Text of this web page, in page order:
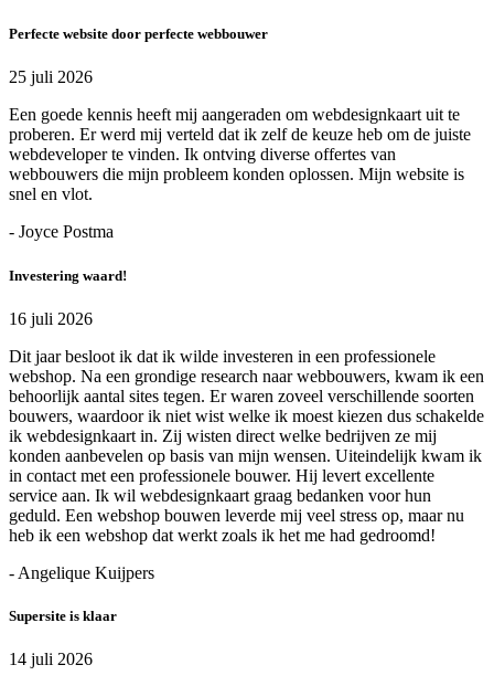
Perfecte website door perfecte webbouwer
25 juli 2026
Een goede kennis heeft mij aangeraden om webdesignkaart uit te
proberen. Er werd mij verteld dat ik zelf de keuze heb om de juiste
webdeveloper te vinden. Ik ontving diverse offertes van
webbouwers die mijn probleem konden oplossen. Mijn website is
snel en vlot.
- Joyce Postma
Investering waard!
16 juli 2026
Dit jaar besloot ik dat ik wilde investeren in een professionele
webshop. Na een grondige research naar webbouwers, kwam ik een
behoorlijk aantal sites tegen. Er waren zoveel verschillende soorten
bouwers, waardoor ik niet wist welke ik moest kiezen dus schakelde
ik webdesignkaart in. Zij wisten direct welke bedrijven ze mij
konden aanbevelen op basis van mijn wensen. Uiteindelijk kwam ik
in contact met een professionele bouwer. Hij levert excellente
service aan. Ik wil webdesignkaart graag bedanken voor hun
geduld. Een webshop bouwen leverde mij veel stress op, maar nu
heb ik een webshop dat werkt zoals ik het me had gedroomd!
- Angelique Kuijpers
Supersite is klaar
14 juli 2026